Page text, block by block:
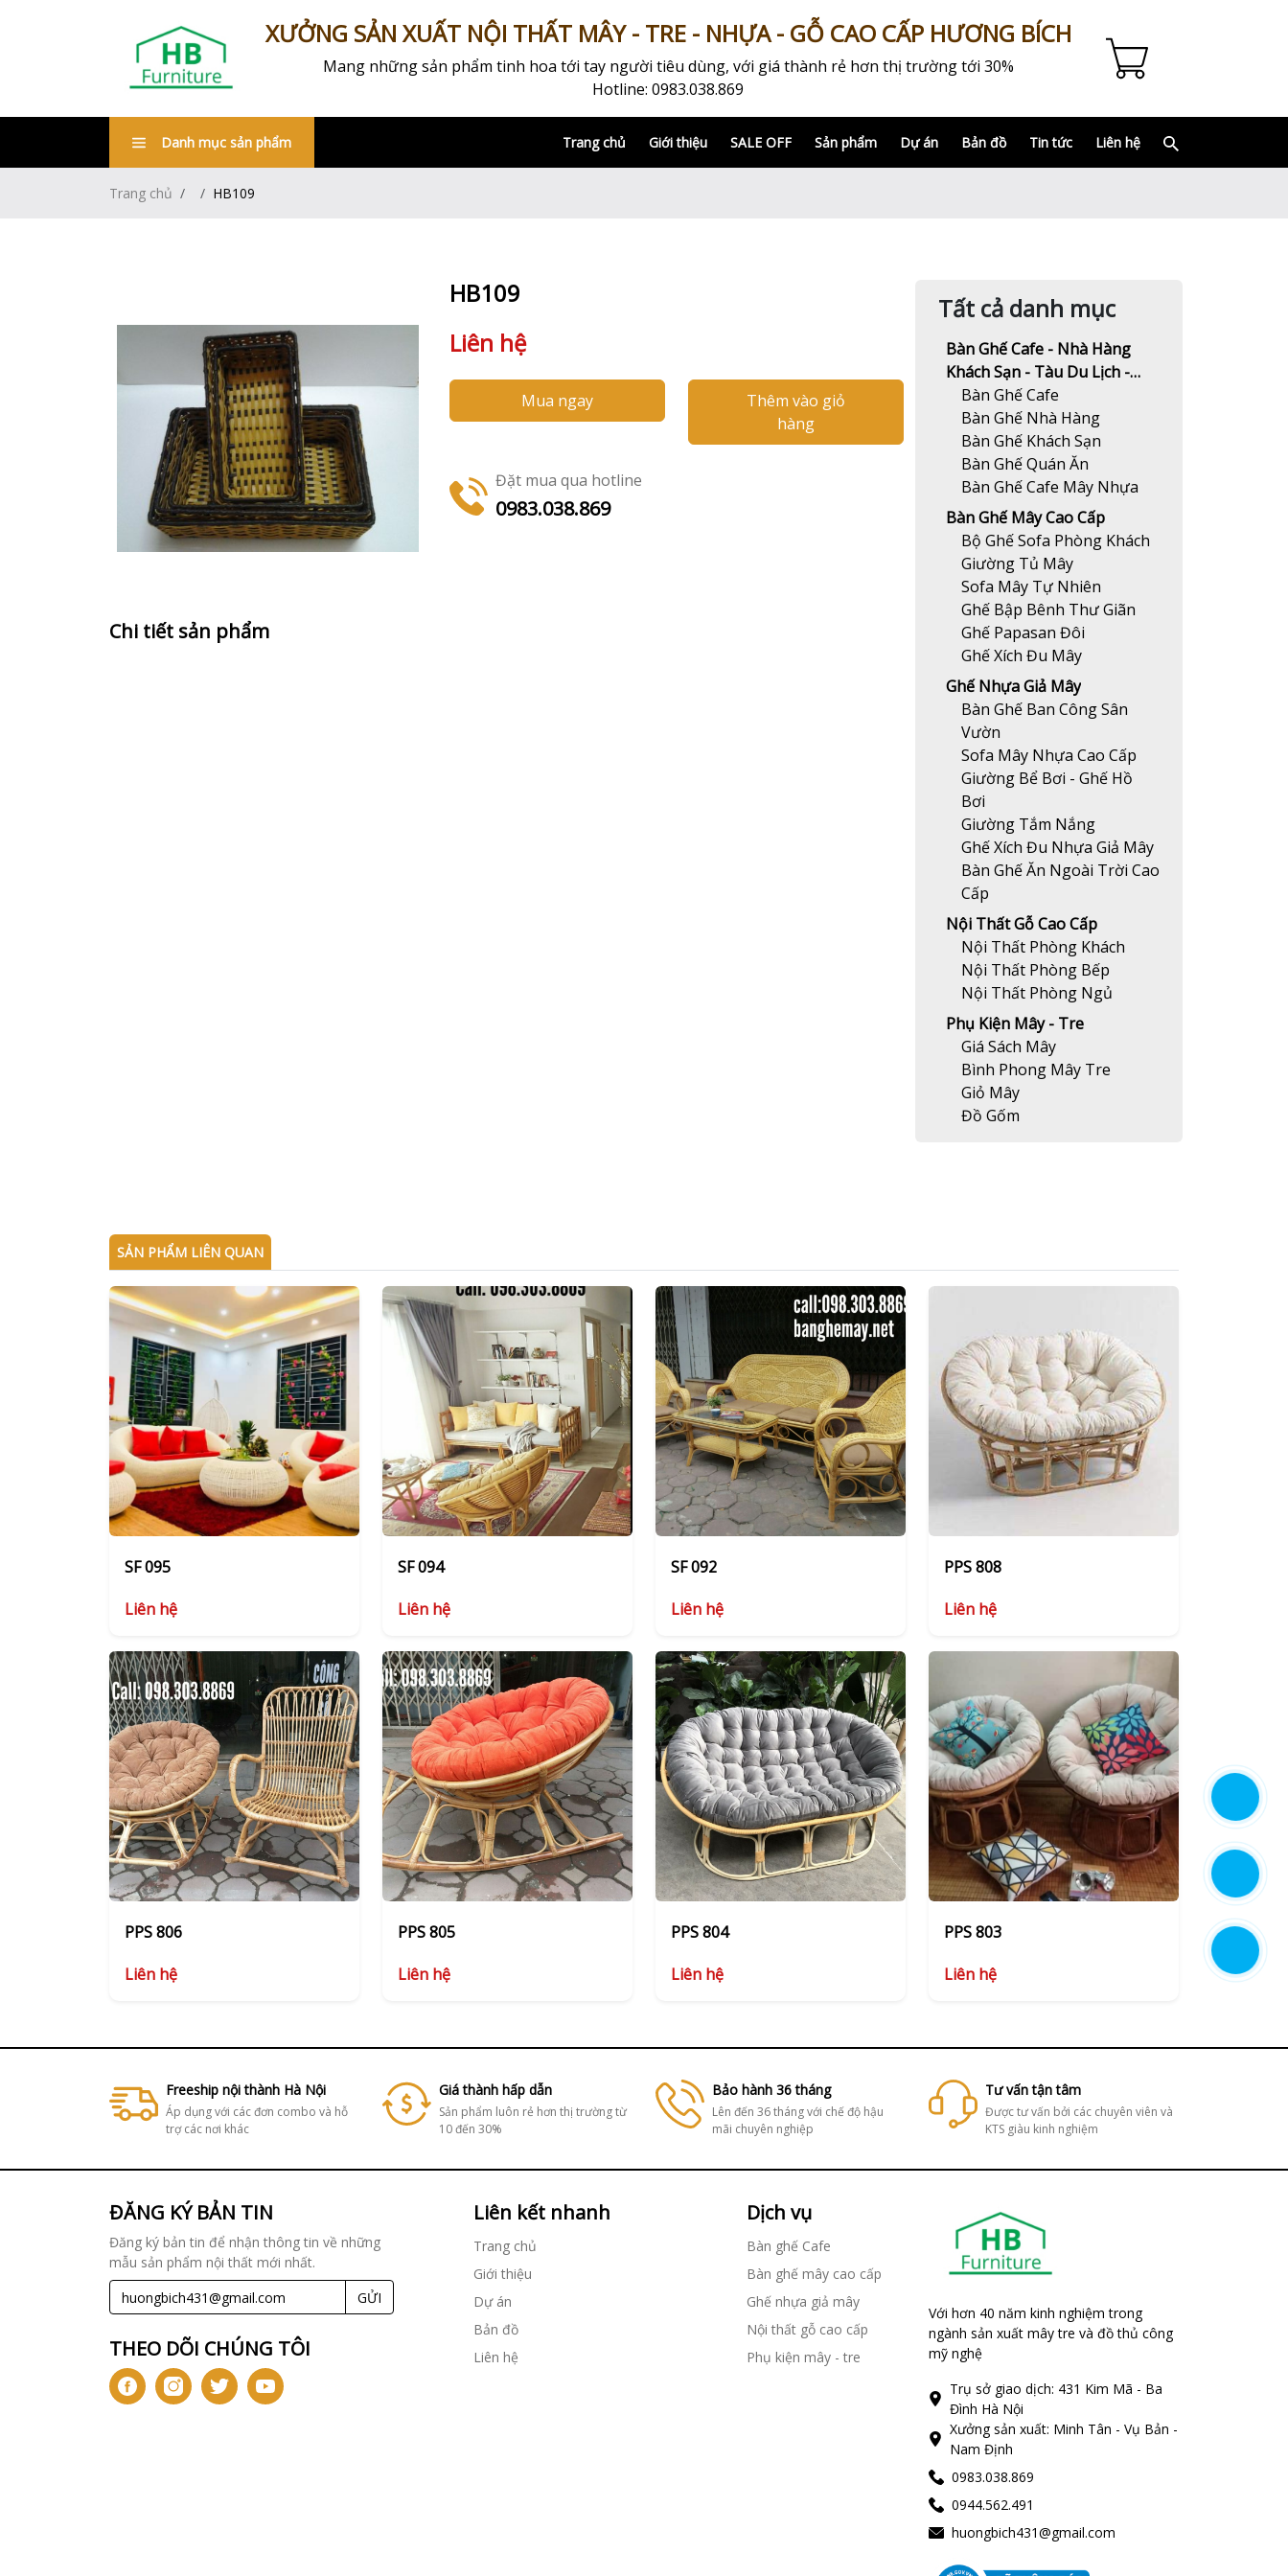
XƯỞNG SẢN XUẤT NỘI THẤT MÂY - TRE - NHỰA - GỖ CAO CẤP HƯƠNG BÍCH
Mang những sản phẩm tinh hoa tới tay người tiêu dùng, với giá thành rẻ hơn thị trường tới 30%
Hotline: 0983.038.869
Danh mục sản phẩm Trang chủ Giới thiệu SALE OFF Sản phẩm Dự án Bản đồ Tin tức Liên hệ
Trang chủ HB109
HB109
Liên hệ
Mua ngay
Thêm vào giỏ
hàng
Đặt mua qua hotline
0983.038.869
Chi tiết sản phẩm
Tất cả danh mục
Bàn Ghế Cafe - Nhà Hàng
Khách Sạn - Tàu Du Lịch -
Resort
Bàn Ghế Cafe
Bàn Ghế Nhà Hàng
Bàn Ghế Khách Sạn
Bàn Ghế Quán Ăn
Bàn Ghế Cafe Mây Nhựa
Bàn Ghế Mây Cao Cấp
Bộ Ghế Sofa Phòng Khách
Giường Tủ Mây
Sofa Mây Tự Nhiên
Ghế Bập Bênh Thư Giãn
Ghế Papasan Đôi
Ghế Xích Đu Mây
Ghế Nhựa Giả Mây
Bàn Ghế Ban Công Sân
Vườn
Sofa Mây Nhựa Cao Cấp
Giường Bể Bơi - Ghế Hồ
Bơi
Giường Tắm Nắng
Ghế Xích Đu Nhựa Giả Mây
Bàn Ghế Ăn Ngoài Trời Cao
Cấp
Nội Thất Gỗ Cao Cấp
Nội Thất Phòng Khách
Nội Thất Phòng Bếp
Nội Thất Phòng Ngủ
Phụ Kiện Mây - Tre
Giá Sách Mây
Bình Phong Mây Tre
Giỏ Mây
Đồ Gốm
SẢN PHẨM LIÊN QUAN
SF 095
Liên hệ
SF 094
Liên hệ
SF 092
Liên hệ
PPS 808
Liên hệ
PPS 806
Liên hệ
PPS 805
Liên hệ
PPS 804
Liên hệ
PPS 803
Liên hệ
Freeship nội thành Hà Nội
Áp dụng với các đơn combo và hỗ
trợ các nơi khác
Giá thành hấp dẫn
Sản phẩm luôn rẻ hơn thị trường từ
10 đến 30%
Bảo hành 36 tháng
Lên đến 36 tháng với chế độ hậu
mãi chuyên nghiệp
Tư vấn tận tâm
Được tư vấn bởi các chuyên viên và
KTS giàu kinh nghiệm
ĐĂNG KÝ BẢN TIN
Đăng ký bản tin để nhận thông tin về những
mẫu sản phẩm nội thất mới nhất.
GỬI
THEO DÕI CHÚNG TÔI
Liên kết nhanh
Trang chủ
Giới thiệu
Dự án
Bản đồ
Liên hệ
Dịch vụ
Bàn ghế Cafe
Bàn ghế mây cao cấp
Ghế nhựa giả mây
Nội thất gỗ cao cấp
Phụ kiện mây - tre
Với hơn 40 năm kinh nghiệm trong
ngành sản xuất mây tre và đồ thủ công
mỹ nghệ
Trụ sở giao dịch: 431 Kim Mã - Ba
Đình Hà Nội
Xưởng sản xuất: Minh Tân - Vụ Bản -
Nam Định
0983.038.869
0944.562.491
huongbich431@gmail.com